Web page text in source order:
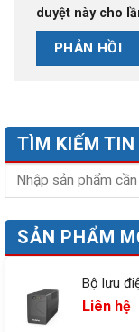
duyệt này cho
TÌM KIẾM TIN
SẢN PHẨM
Bộ lưu
Liên hệ